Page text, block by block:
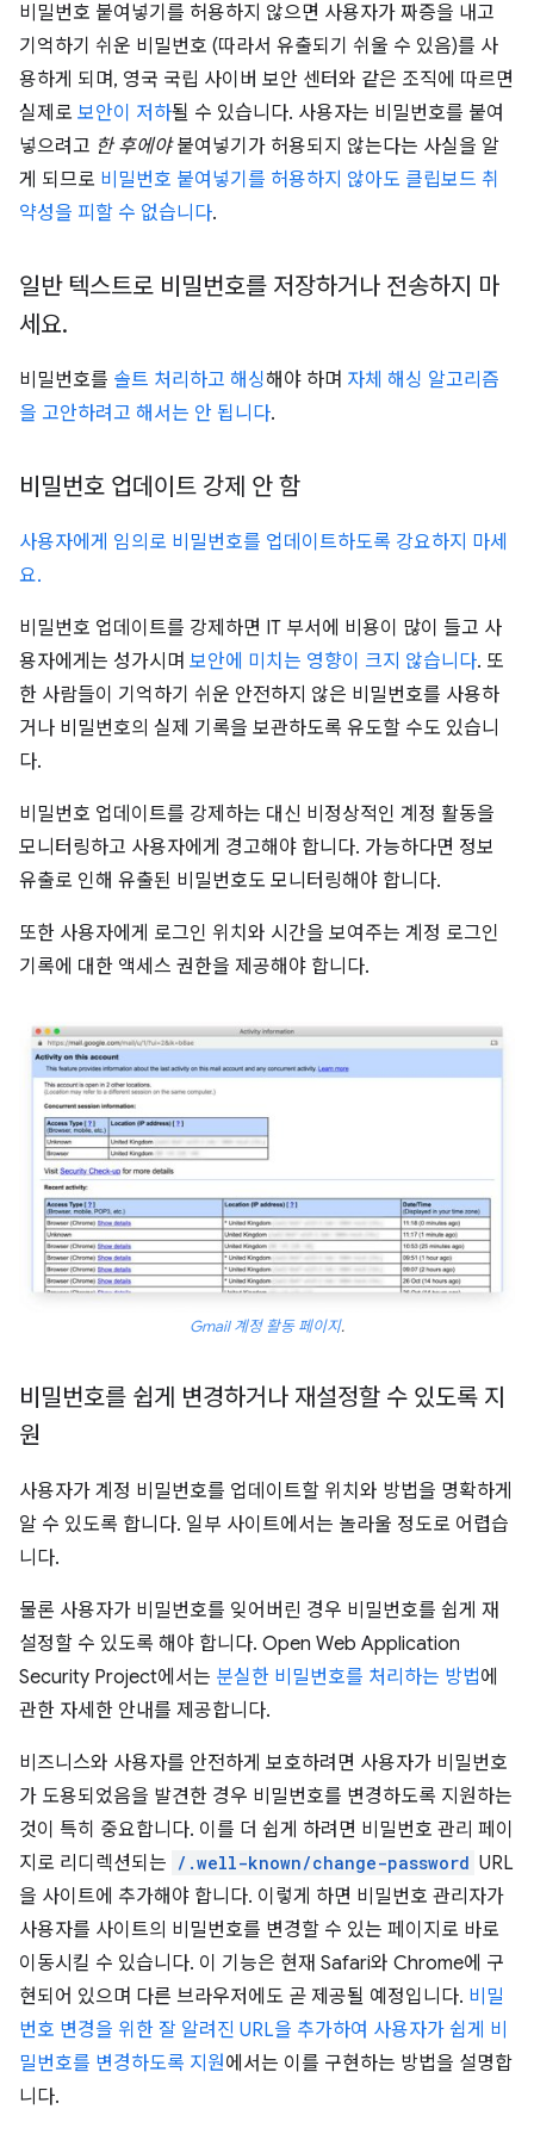
비밀번호 붙여넣기를 허용하지 않으면 사용자가 짜증을 내고
기억하기 쉬운 비밀번호 (따라서 유출되기 쉬울 수 있음)를 사
용하게 되며, 영국 국립 사이버 보안 센터와 같은 조직에 따르면
실제로 보안이 저하될 수 있습니다. 사용자는 비밀번호를 붙여
넣으려고 한 후에야붙여넣기가 허용되지 않는다는 사실을 알
게 되므로 비밀번호 붙여넣기를 허용하지 않아도 클립보드 취
약성을 피할 수 없습니다.
일반 텍스트로 비밀번호를 저장하거나 전송하지 마
세요.
비밀번호를 솔트 처리하고 해싱해야 하며 자체 해싱 알고리즘
을 고안하려고 해서는 안 됩니다.
비밀번호 업데이트 강제 안 함
사용자에게 임의로 비밀번호를 업데이트하도록 강요하지 마세
요.
비밀번호 업데이트를 강제하면 IT 부서에 비용이 많이 들고 사
용자에게는 성가시며 보안에 미치는 영향이 크지 않습니다. 또
한 사람들이 기억하기 쉬운 안전하지 않은 비밀번호를 사용하
거나 비밀번호의 실제 기록을 보관하도록 유도할 수도 있습니
다.
비밀번호 업데이트를 강제하는 대신 비정상적인 계정 활동을
모니터링하고 사용자에게 경고해야 합니다. 가능하다면 정보
유출로 인해 유출된 비밀번호도 모니터링해야 합니다.
또한 사용자에게 로그인 위치와 시간을 보여주는 계정 로그인
기록에 대한 액세스 권한을 제공해야 합니다.
Gmail 계정 활동 페이지.
비밀번호를 쉽게 변경하거나 재설정할 수 있도록 지
원
사용자가 계정 비밀번호를 업데이트할 위치와 방법을 명확하게
알 수 있도록 합니다. 일부 사이트에서는 놀라울 정도로 어렵습
니다.
물론 사용자가 비밀번호를 잊어버린 경우 비밀번호를 쉽게 재
설정할 수 있도록 해야 합니다. Open Web Application
Security Project에서는 분실한 비밀번호를 처리하는 방법에
관한 자세한 안내를 제공합니다.
비즈니스와 사용자를 안전하게 보호하려면 사용자가 비밀번호
가 도용되었음을 발견한 경우 비밀번호를 변경하도록 지원하는
것이 특히 중요합니다. 이를 더 쉽게 하려면 비밀번호 관리 페이
지로 리디렉션되는 /.well-known/change-password URL
을 사이트에 추가해야 합니다. 이렇게 하면 비밀번호 관리자가
사용자를 사이트의 비밀번호를 변경할 수 있는 페이지로 바로
이동시킬 수 있습니다. 이 기능은 현재 Safari와 Chrome에 구
현되어 있으며 다른 브라우저에도 곧 제공될 예정입니다. 비밀
번호 변경을 위한 잘 알려진 URL을 추가하여 사용자가 쉽게 비
밀번호를 변경하도록 지원에서는 이를 구현하는 방법을 설명합
니다.